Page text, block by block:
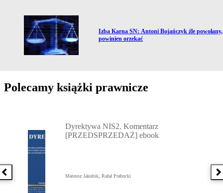
Przejdź do artykułu:
Izba Karna SN: Antoni Bojańczyk źle
powinien orzekać
Polecamy książki prawnicze
Poprzednia książka
Dyrektywa NIS2. Komentarz
[PRZEDSPRZEDAŻ] ebook
Mateusz Jakubik, Rafał Prabucki